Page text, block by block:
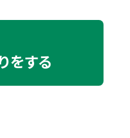
をする